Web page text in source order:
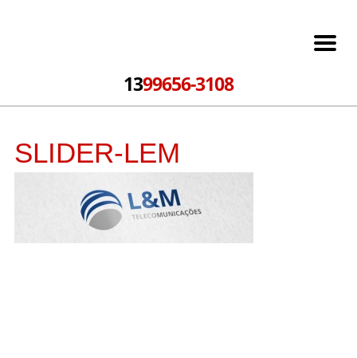
1399656-3108
SLIDER-LEM